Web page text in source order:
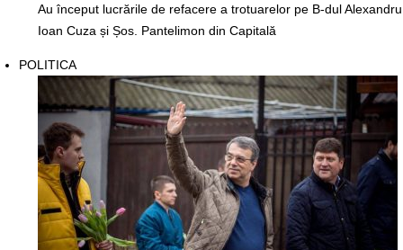
Au început lucrările de refacere a trotuarelor pe B-dul Alexandru
Ioan Cuza și Șos. Pantelimon din Capitală
POLITICA